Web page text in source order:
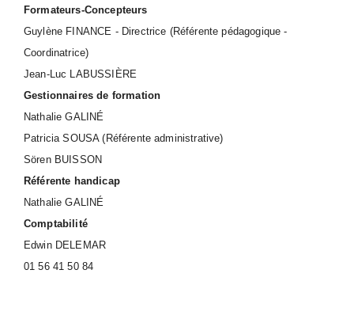
Formateurs-Concepteurs
Guylène FINANCE - Directrice (Référente pédagogique -
Coordinatrice)
Jean-Luc LABUSSIÈRE
Gestionnaires de formation
Nathalie GALINÉ
Patricia SOUSA (Référente administrative)
Sören BUISSON
Référente handicap
Nathalie GALINÉ
Comptabilité
Edwin DELEMAR
01 56 41 50 84